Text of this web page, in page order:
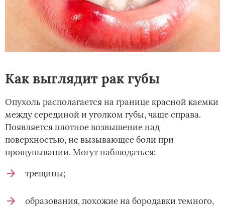
Как выглядит рак губы
Опухоль располагается на границе красной каемки
между серединой и уголком губы, чаще справа.
Появляется плотное возвышение над
поверхностью, не вызывающее боли при
прощупывании. Могут наблюдаться:
трещины;
образования, похожие на бородавки темного,